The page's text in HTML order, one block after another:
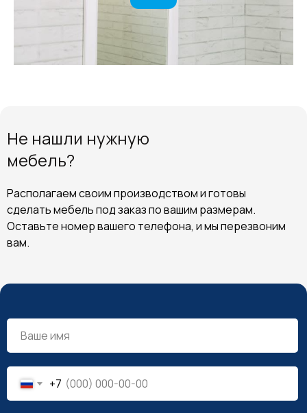
+7
Не нашли нужную
мебель?
Располагаем своим производством и готовы
сделать мебель под заказ по вашим размерам.
Оставьте номер вашего телефона, и мы перезвоним
вам.